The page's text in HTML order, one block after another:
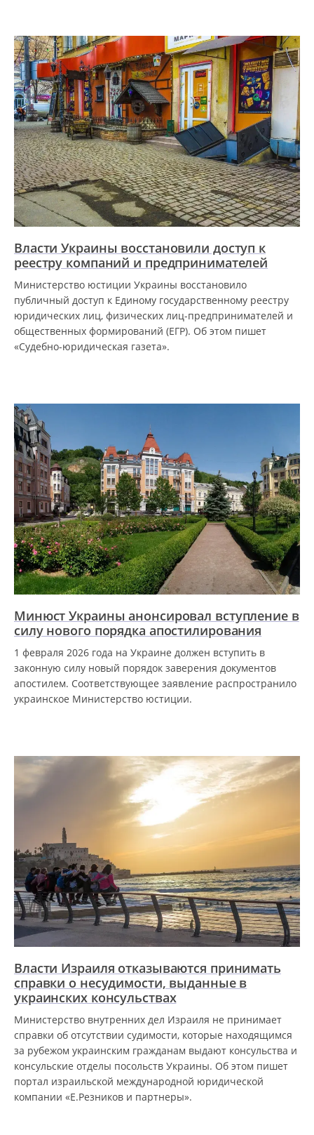
Власти Украины восстановили доступ к
реестру компаний и предпринимателей
Министерство юстиции Украины восстановило
публичный доступ к Единому государственному реестру
юридических лиц, физических лиц-предпринимателей и
общественных формирований (ЕГР). Об этом пишет
«Судебно-юридическая газета».
Минюст Украины анонсировал вступление в
силу нового порядка апостилирования
1 февраля 2026 года на Украине должен вступить в
законную силу новый порядок заверения документов
апостилем. Соответствующее заявление распространило
украинское Министерство юстиции.
Власти Израиля отказываются принимать
справки о несудимости, выданные в
украинских консульствах
Министерство внутренних дел Израиля не принимает
справки об отсутствии судимости, которые находящимся
за рубежом украинским гражданам выдают консульства и
консульские отделы посольств Украины. Об этом пишет
портал израильской международной юридической
компании «Е.Резников и партнеры».